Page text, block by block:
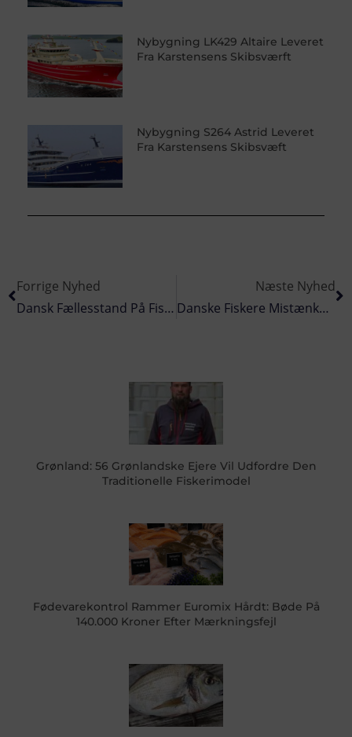
Nybygning LK429 Altaire Leveret
Fra Karstensens Skibsværft
Nybygning S264 Astrid Leveret
Fra Karstensens Skibsvæft
Forrige Nyhed
Dansk Fællesstand På Fiskerimessen På Island Til September
Næste Nyhed
Danske Fiskere Mistænker Hollændere For Snyd
Grønland: 56 Grønlandske Ejere Vil Udfordre Den
Traditionelle Fiskerimodel
Fødevarekontrol Rammer Euromix Hårdt: Bøde På
140.000 Kroner Efter Mærkningsfejl